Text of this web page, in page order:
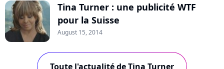
Tina Turner : une publicité WTF
pour la Suisse
August 15, 2014
Toute l'actualité de Tina Turner